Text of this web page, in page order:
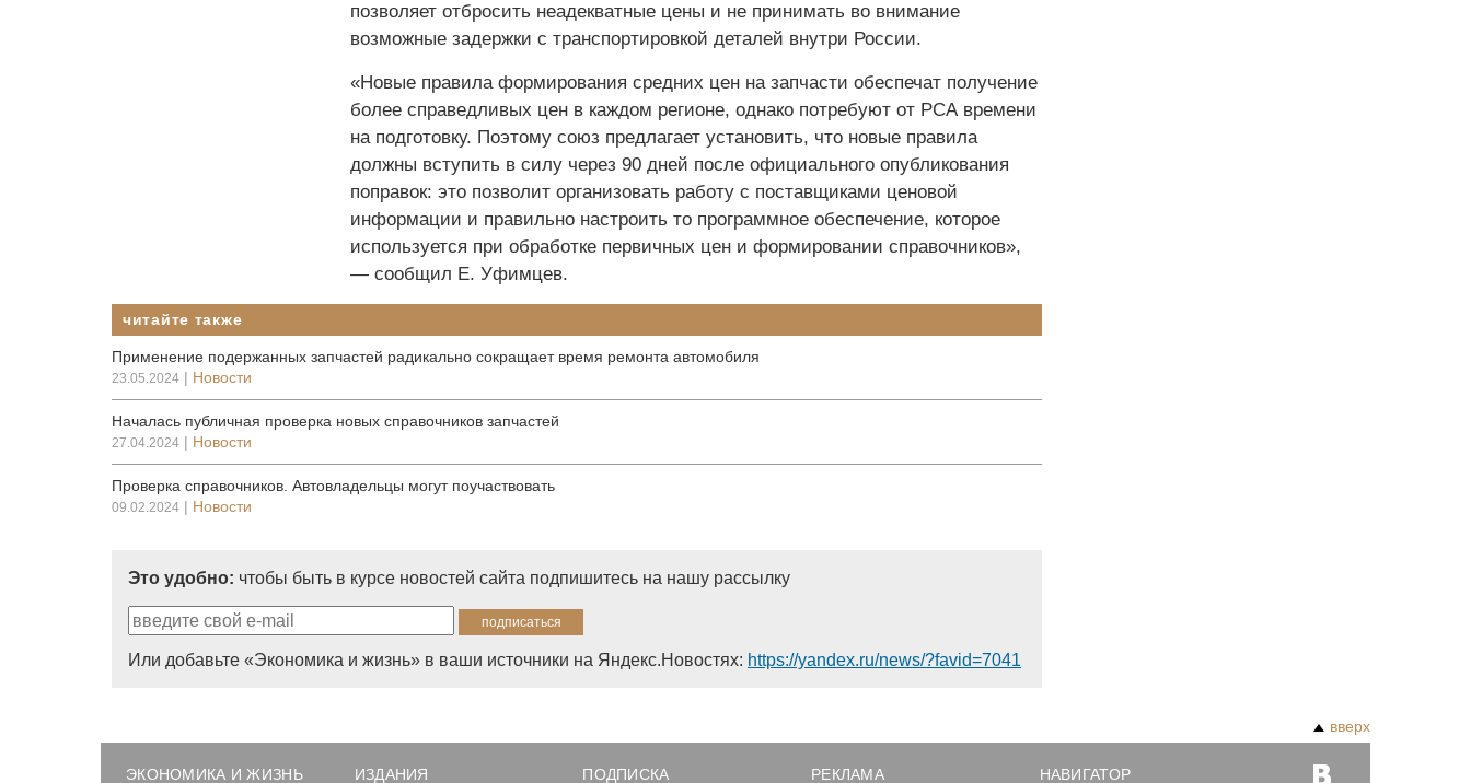
позволяет отбросить неадекватные цены и не принимать во внимание
возможные задержки с транспортировкой деталей внутри России.
«Новые правила формирования средних цен на запчасти обеспечат получение
более справедливых цен в каждом регионе, однако потребуют от РСА времени
на подготовку. Поэтому союз предлагает установить, что новые правила
должны вступить в силу через 90 дней после официального опубликования
поправок: это позволит организовать работу с поставщиками ценовой
информации и правильно настроить то программное обеспечение, которое
используется при обработке первичных цен и формировании справочников»,
— сообщил Е. Уфимцев.
читайте также
Применение подержанных запчастей радикально сокращает время ремонта автомобиля
23.05.2024 | Новости
Началась публичная проверка новых справочников запчастей
27.04.2024 | Новости
Проверка справочников. Автовладельцы могут поучаствовать
09.02.2024 | Новости
Это удобно: чтобы быть в курсе новостей сайта подпишитесь на нашу рассылку
Или добавьте «Экономика и жизнь» в ваши источники на Яндекс.Новостях: https://yandex.ru/news/?favid=7041
вверх
ЭКОНОМИКА И ЖИЗНЬ ИЗДАНИЯ ПОДПИСКА РЕКЛАМА НАВИГАТОР